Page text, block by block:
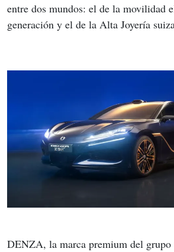
entre dos mundos: el de la movilidad
generación y el de la Alta Joyería
DENZA, la marca premium del